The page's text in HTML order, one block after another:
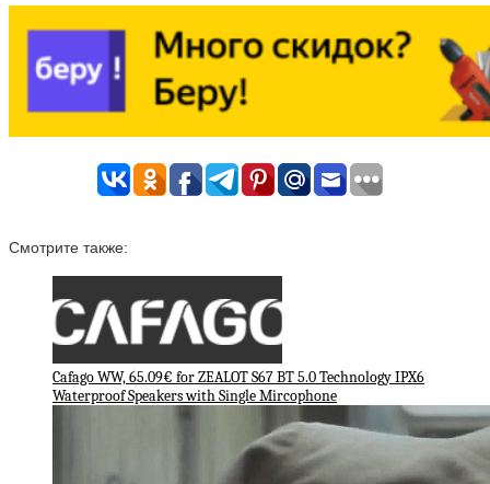
Смотрите также:
Cafago WW, 65.09€ for ZEALOT S67 BT 5.0 Technology IPX6
Waterproof Speakers with Single Mircophone